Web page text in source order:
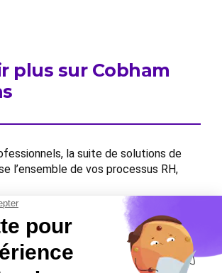
plus sur Cobham
la suite de solutions de
l’ensemble de vos processus RH,
nous